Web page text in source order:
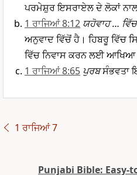
ਪਰਮੇਸ਼ੁਰ ਇਸਰਾਏਲ ਦੇ ਲੋਕਾਂ
1 ਰਾਜਿਆਂ 8:12 ਯਹੋਵਾਹ …
ਅਨੁਵਾਦ ਵਿੱਚੋਂ ਹੈ। ਹਿਬਰੂ ਵਿੱਚ
ਵਿੱਚ ਨਿਵਾਸ ਕਰਨ ਲਈ
1 ਰਾਜਿਆਂ 8:65 ਪੁਰਬਸੰਭਵਤਾ
1 ਰਾਜਿਆਂ 7
Punjabi Bible: Easy-